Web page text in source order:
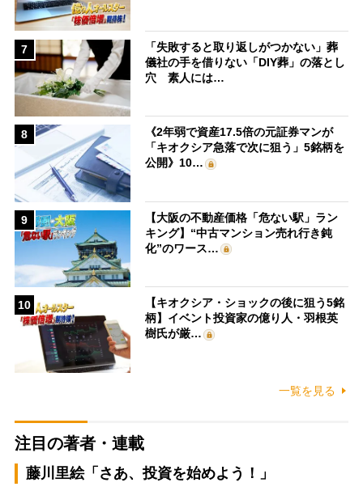
7
「失敗すると取り返しがつかない」葬
儀社の手を借りない「DIY葬」の落とし
穴 素人には…
8
《2年弱で資産17.5倍の元証券マンが
「キオクシア急落で次に狙う」5銘柄を
公開》10…
9
【大阪の不動産価格「危ない駅」ラン
キング】“中古マンション売れ行き鈍
化”のワース…
10
【キオクシア・ショックの後に狙う5銘
柄】イベント投資家の億り人・羽根英
樹氏が厳…
一覧を見る
注目の著者・連載
藤川里絵「さあ、投資を始めよう！」